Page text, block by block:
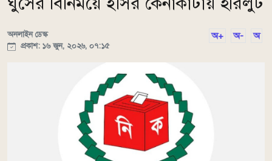
অনলাইন ডেস্ক
প্রকাশ: ১৬ জুন, ২০২৬, ০৭:১৫
অ+ অ- অ